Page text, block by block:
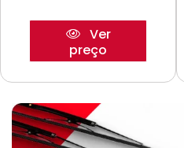
Ver
preço